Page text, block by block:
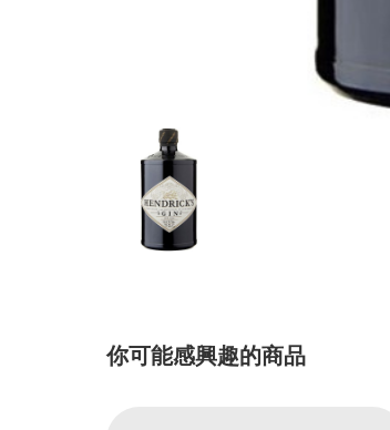
你可能感興趣的商品